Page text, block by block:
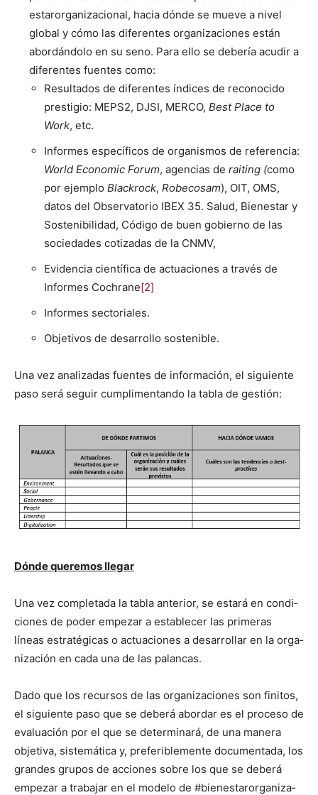
es­taror­ga­ni­za­cional, hacia dónde se mueve a niv­el
glob­al y cómo las difer­entes orga­ni­za­ciones están
abor­dán­do­lo en su seno. Para ello se debería acud­ir a
difer­entes fuentes como:
Resul­ta­dos de difer­entes índices de recono­ci­do
pres­ti­gio: MEPS2, DJSI, MERCO, Best Place to
Work, etc.
Informes especí­fi­cos de organ­is­mos de ref­er­en­cia:
World Eco­nom­ic Forum, agen­cias de rait­ing (como
por ejem­p­lo Black­rock, Robe­cosam), OIT, OMS,
datos del Obser­va­to­rio IBEX 35. Salud, Bien­es­tar y
Sosteni­bil­i­dad, Códi­go de buen gob­ier­no de las
sociedades coti­zadas de la CNMV,
Evi­den­cia cien­tí­fi­ca de actua­ciones a través de
Informes Cochrane[2]
Informes sec­to­ri­ales.
Obje­tivos de desar­rol­lo sostenible.
Una vez anal­izadas fuentes de infor­ma­ción, el sigu­iente
paso será seguir cumpli­men­tan­do la tabla de gestión:
Dónde quer­e­mos lle­gar
Una vez com­ple­ta­da la tabla ante­ri­or, se estará en condi­
ciones de poder empezar a estable­cer las primeras
líneas estratég­i­cas o actua­ciones a desar­rol­lar en la orga­
ni­zación en cada una de las palan­cas.
Dado que los recur­sos de las orga­ni­za­ciones son fini­tos,
el sigu­iente paso que se deberá abor­dar es el pro­ce­so de
eval­u­ación por el que se deter­mi­nará, de una man­era
obje­ti­va, sis­temáti­ca y, preferi­ble­mente doc­u­men­ta­da, los
grandes gru­pos de acciones sobre los que se deberá
empezar a tra­ba­jar en el mod­e­lo de #bien­es­taror­ga­ni­za­